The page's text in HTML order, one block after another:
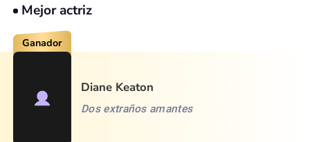
Mejor actriz
Ganador
Diane Keaton
Dos extraños amantes